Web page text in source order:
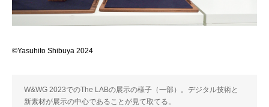
©Yasuhito Shibuya 2024
W&WG 2023でのThe LABの展示の様子（一部）。デジタル技術と
新素材が展示の中心であることが見て取てる。